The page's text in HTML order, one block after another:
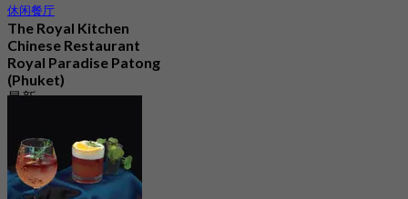
休闲餐厅
The Royal Kitchen
Chinese Restaurant
Royal Paradise Patong
(Phuket)
最新
฿ 750